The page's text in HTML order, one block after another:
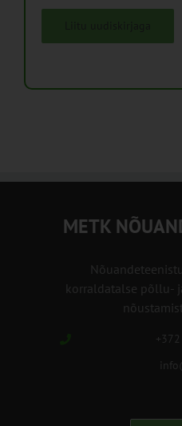
METK
korraldatalse põllu-